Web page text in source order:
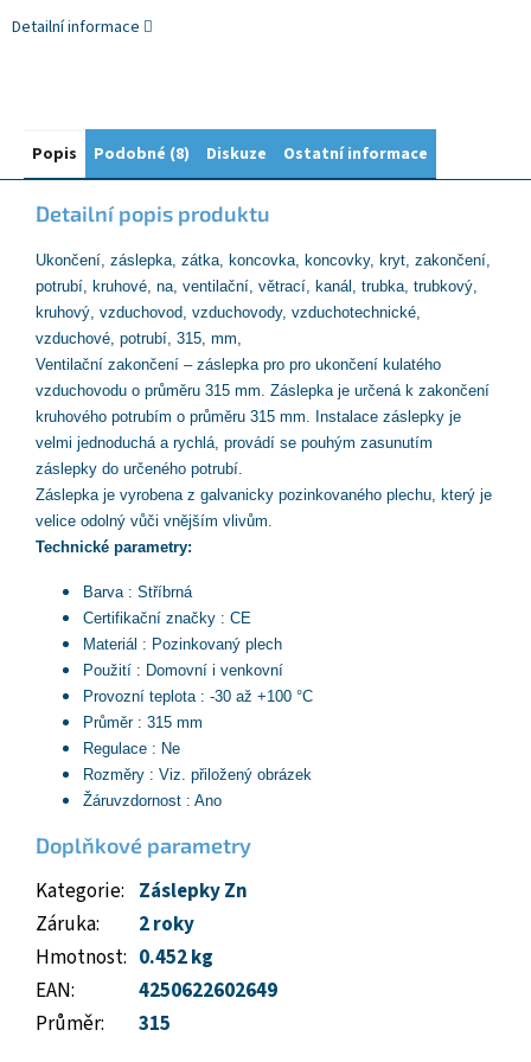
Detailní informace
Popis Podobné (8) Diskuze Ostatní informace
Detailní popis produktu
Ukončení, záslepka, zátka, koncovka, koncovky, kryt, zakončení,
potrubí, kruhové, na, ventilační, větrací, kanál, trubka, trubkový,
kruhový, vzduchovod, vzduchovody, vzduchotechnické,
vzduchové, potrubí, 315, mm,
Ventilační zakončení – záslepka pro pro ukončení kulatého
vzduchovodu o průměru 315 mm. Záslepka je určená k zakončení
kruhového potrubím o průměru 315 mm. Instalace záslepky je
velmi jednoduchá a rychlá, provádí se pouhým zasunutím
záslepky do určeného potrubí.
Záslepka je vyrobena z galvanicky pozinkovaného plechu, který je
velice odolný vůči vnějším vlivům.
Technické parametry:
Barva : Stříbrná
Certifikační značky : CE
Materiál : Pozinkovaný plech
Použití : Domovní i venkovní
Provozní teplota : -30 až +100 °C
Průměr : 315 mm
Regulace : Ne
Rozměry : Viz. přiložený obrázek
Žáruvzdornost : Ano
Doplňkové parametry
Kategorie: Záslepky Zn
Záruka:
2 roky
Hmotnost: 0.452 kg
EAN:
4250622602649
Průměr: 315